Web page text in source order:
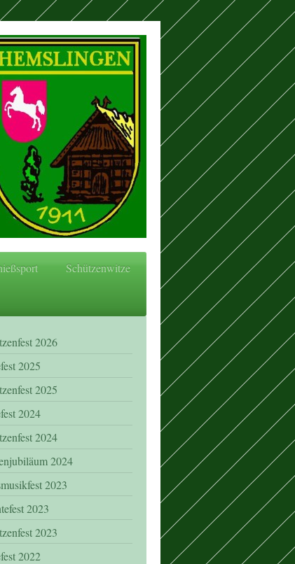
Schützenwitze
2026
2025
2025
2024
2024
2024
2023
2023
2023
2022